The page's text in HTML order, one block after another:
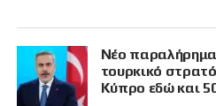
Νέο
τουρκικό
Κύπρο εδώ και